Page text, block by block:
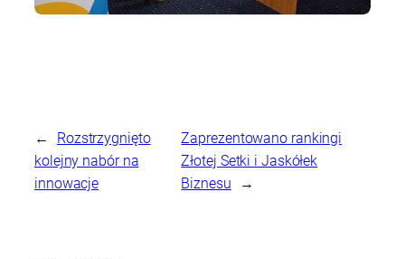
←
Rozstrzygnięto
kolejny nabór na
innowacje
Zaprezentowano rankingi
Złotej Setki i Jaskółek
Biznesu
→